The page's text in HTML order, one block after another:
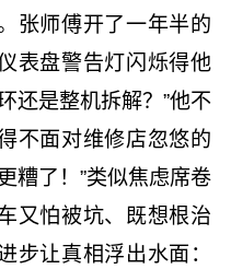
张师傅开了一年半的
表盘警告灯闪烁得他
还是整机拆解？”他不
不面对维修店忽悠的
糟了！”类似焦虑席卷
又怕被坑、既想根治
步让真相浮出水面：